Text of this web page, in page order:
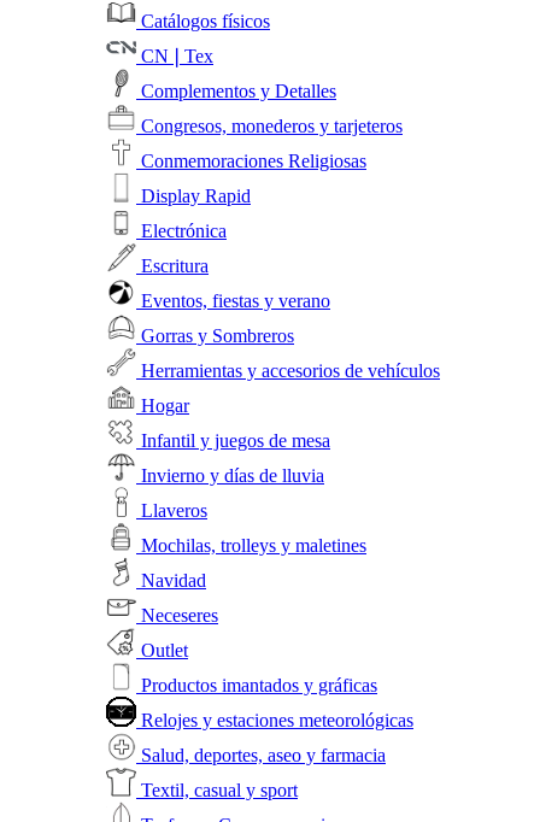
Catálogos físicos
CN❘Tex
Complementos y Detalles
Congresos, monederos y tarjeteros
Conmemoraciones Religiosas
Display Rapid
Electrónica
Escritura
Eventos, fiestas y verano
Gorras y Sombreros
Herramientas y accesorios de vehículos
Hogar
Infantil y juegos de mesa
Invierno y días de lluvia
Llaveros
Mochilas, trolleys y maletines
Navidad
Neceseres
Outlet
Productos imantados y gráficas
Relojes y estaciones meteorológicas
Salud, deportes, aseo y farmacia
Textil, casual y sport